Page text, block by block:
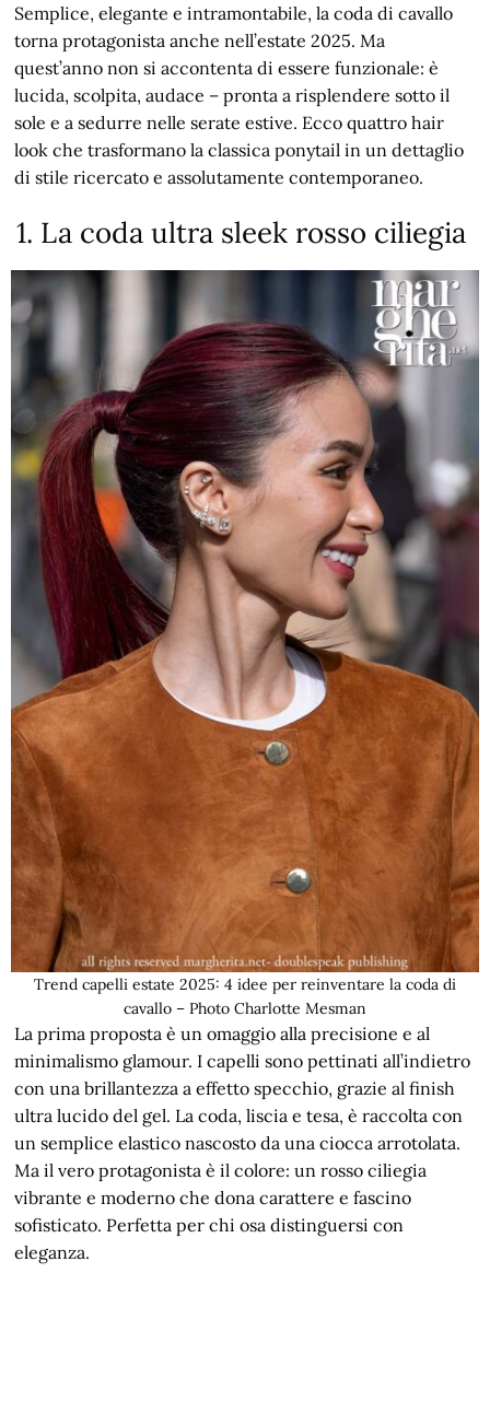
Semplice, elegante e intramontabile, la coda di cavallo
torna protagonista anche nell’estate 2025. Ma
quest’anno non si accontenta di essere funzionale: è
lucida, scolpita, audace – pronta a risplendere sotto il
sole e a sedurre nelle serate estive. Ecco quattro hair
look che trasformano la classica ponytail in un dettaglio
di stile ricercato e assolutamente contemporaneo.
1. La coda ultra sleek rosso ciliegia
Trend capelli estate 2025: 4 idee per reinventare la coda di
cavallo – Photo Charlotte Mesman
La prima proposta è un omaggio alla precisione e al
minimalismo glamour. I capelli sono pettinati all’indietro
con una brillantezza a effetto specchio, grazie al finish
ultra lucido del gel. La coda, liscia e tesa, è raccolta con
un semplice elastico nascosto da una ciocca arrotolata.
Ma il vero protagonista è il colore: un rosso ciliegia
vibrante e moderno che dona carattere e fascino
sofisticato. Perfetta per chi osa distinguersi con
eleganza.